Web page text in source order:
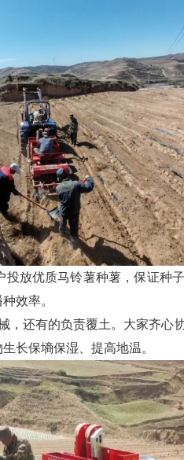
放优质马铃薯种薯，保证种
效率。
还有的负责覆土。大家齐心
长保墒保湿、提高地温。